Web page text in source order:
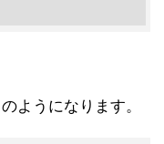
ようになります。